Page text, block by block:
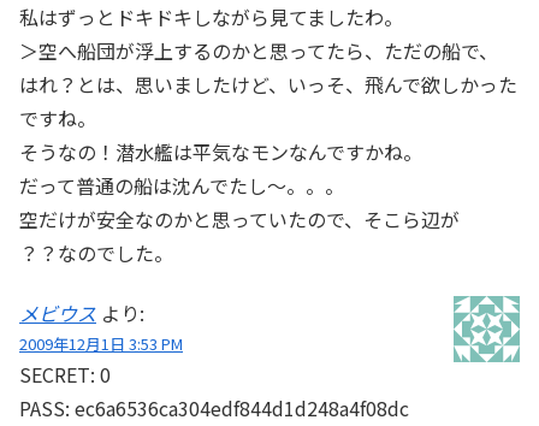
私はずっとドキドキしながら見てましたわ。
＞空へ船団が浮上するのかと思ってたら、ただの船で、
はれ？とは、思いましたけど、いっそ、飛んで欲しかった
ですね。
そうなの！潜水艦は平気なモンなんですかね。
だって普通の船は沈んでたし～。。。
空だけが安全なのかと思っていたので、そこら辺が
？？なのでした。
メビウス より:
2009年12月1日 3:53 PM
SECRET: 0
PASS: ec6a6536ca304edf844d1d248a4f08dc